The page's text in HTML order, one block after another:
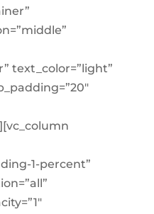
text_color=”light”
1-percent”